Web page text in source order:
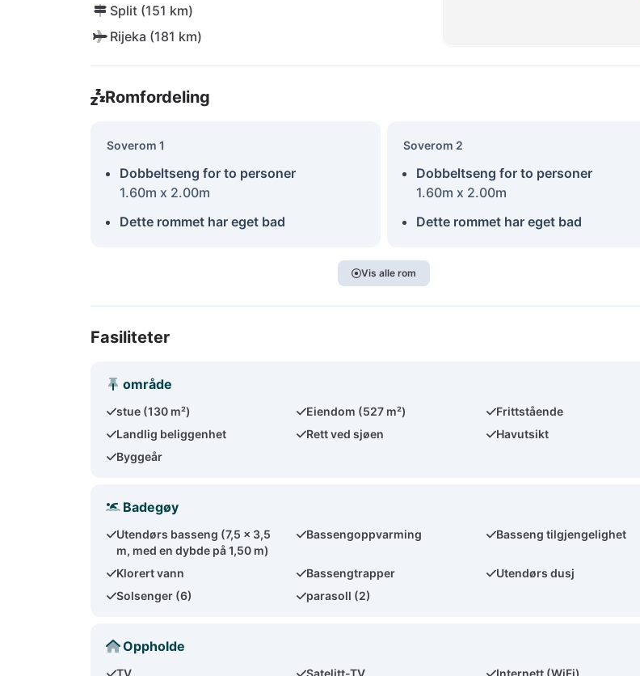
Split (151 km)
Rijeka (181 km)
Romfordeling
Soverom 1
Dobbeltseng for to personer
1.60m x 2.00m
Dette rommet har eget bad
Soverom 2
Dobbeltseng for to personer
1.60m x 2.00m
Dette rommet har eget bad
Vis alle rom
Fasiliteter
område
stue (130 m²) Eiendom (527 m²)
Frittstående
Landlig beliggenhet
Rett ved sjøen
Havutsikt
Byggeår
Badegøy
Utendørs basseng (7,5 x 3,5
m, med en dybde på 1,50 m)
Bassengoppvarming Basseng tilgjengelighet
Klorert vann Bassengtrapper
Utendørs dusj
Solsenger (6)
parasoll (2)
Oppholde
TV Satelitt-TV Internett (WiFi)